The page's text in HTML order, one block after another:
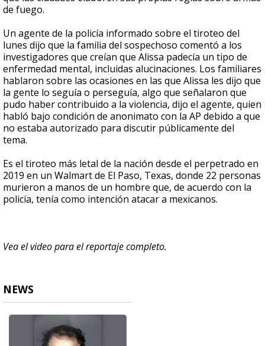
de fuego.
Un agente de la policía informado sobre el tiroteo del
lunes dijo que la familia del sospechoso comentó a los
investigadores que creían que Alissa padecía un tipo de
enfermedad mental, incluidas alucinaciones. Los familiares
hablaron sobre las ocasiones en las que Alissa les dijo que
la gente lo seguía o perseguía, algo que señalaron que
pudo haber contribuido a la violencia, dijo el agente, quien
habló bajo condición de anonimato con la AP debido a que
no estaba autorizado para discutir públicamente del
tema.
Es el tiroteo más letal de la nación desde el perpetrado en
2019 en un Walmart de El Paso, Texas, donde 22 personas
murieron a manos de un hombre que, de acuerdo con la
policía, tenía como intención atacar a mexicanos.
Vea el video para el reportaje completo.
NEWS